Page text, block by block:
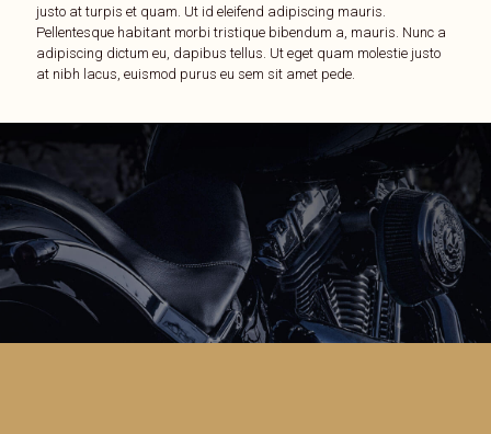
justo at turpis et quam. Ut id eleifend adipiscing mauris.
Pellentesque habitant morbi tristique bibendum a, mauris. Nunc a
adipiscing dictum eu, dapibus tellus. Ut eget quam molestie justo
at nibh lacus, euismod purus eu sem sit amet pede.